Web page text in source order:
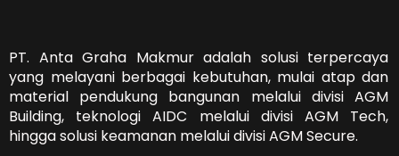
PT. Anta Graha Makmur adalah solusi terpercaya
yang melayani berbagai kebutuhan, mulai atap dan
material pendukung bangunan melalui divisi AGM
Building, teknologi AIDC melalui divisi AGM Tech,
hingga solusi keamanan melalui divisi AGM Secure.